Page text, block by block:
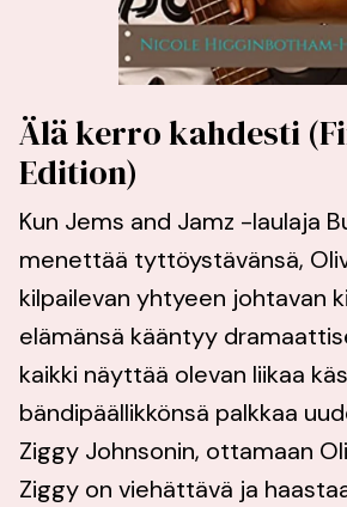
Älä kerro kahdesti
Edition)
Kun Jems and Jamz -laulaja
menettää tyttöystävänsä,
kilpailevan yhtyeen johtavan
elämänsä kääntyy
kaikki näyttää olevan liikaa
bändipäällikkönsä palkkaa
Ziggy Johnsonin, ottamaan
Ziggy on viehättävä ja